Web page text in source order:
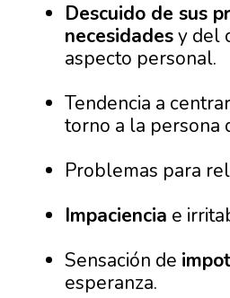
Descuido de sus
necesidadesy del
aspecto personal.
Tendencia a
torno a la persona
Problemas para
Impaciencia e
Sensación de
esperanza.